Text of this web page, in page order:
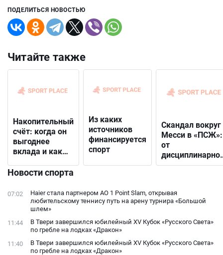
ПОДЕЛИТЬСЯ НОВОСТЬЮ
Читайте также
Накопительный
счёт: когда он
выгоднее
вклада и как
подходящий
Из каких
источников
финансируется
спорт
Скандал вокруг
Месси в «ПСЖ»:
от
решения до
фанатами
Новости спорта
07:02
Haier стала партнером AO 1 Point Slam, открывая
любительскому теннису путь на арену турнира «Большой
шлем»
11:44
В Твери завершился юбилейный XV Кубок «Русского Света»
по гребле на лодках «Дракон»
11:40
В Твери завершился юбилейный XV Кубок «Русского Света»
по гребле на лодках «Дракон»